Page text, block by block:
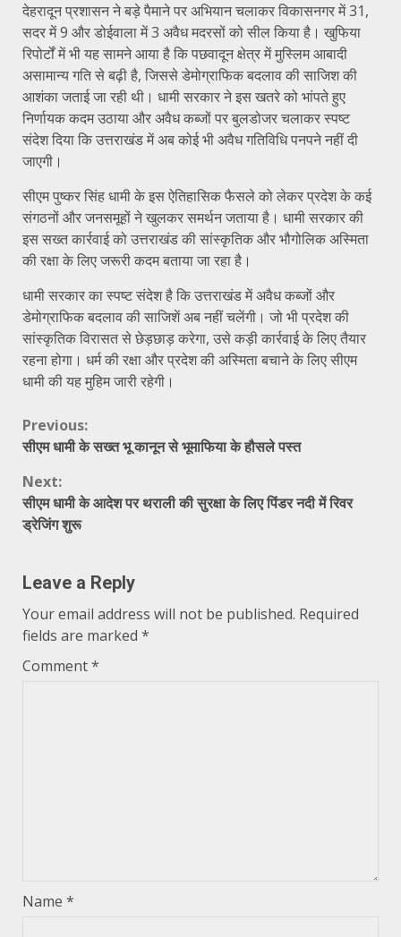
देहरादून प्रशासन ने बड़े पैमाने पर अभियान चलाकर विकासनगर में 31,
सदर में 9 और डोईवाला में 3 अवैध मदरसों को सील किया है। खुफिया
रिपोर्टों में भी यह सामने आया है कि पछवादून क्षेत्र में मुस्लिम आबादी
असामान्य गति से बढ़ी है, जिससे डेमोग्राफिक बदलाव की साजिश की
आशंका जताई जा रही थी। धामी सरकार ने इस खतरे को भांपते हुए
निर्णायक कदम उठाया और अवैध कब्जों पर बुलडोजर चलाकर स्पष्ट
संदेश दिया कि उत्तराखंड में अब कोई भी अवैध गतिविधि पनपने नहीं दी
जाएगी।
सीएम पुष्कर सिंह धामी के इस ऐतिहासिक फैसले को लेकर प्रदेश के कई
संगठनों और जनसमूहों ने खुलकर समर्थन जताया है। धामी सरकार की
इस सख्त कार्रवाई को उत्तराखंड की सांस्कृतिक और भौगोलिक अस्मिता
की रक्षा के लिए जरूरी कदम बताया जा रहा है।
धामी सरकार का स्पष्ट संदेश है कि उत्तराखंड में अवैध कब्जों और
डेमोग्राफिक बदलाव की साजिशें अब नहीं चलेंगी। जो भी प्रदेश की
सांस्कृतिक विरासत से छेड़छाड़ करेगा, उसे कड़ी कार्रवाई के लिए तैयार
रहना होगा। धर्म की रक्षा और प्रदेश की अस्मिता बचाने के लिए सीएम
धामी की यह मुहिम जारी रहेगी।
Continue
Previous:
सीएम धामी के सख्त भू कानून से भूमाफिया के हौसले पस्त
Next:
सीएम धामी के आदेश पर थराली की सुरक्षा के लिए पिंडर नदी में रिवर
ड्रेजिंग शुरू
Leave a Reply
Your email address will not be published. Required
fields are marked *
Comment*
Name *